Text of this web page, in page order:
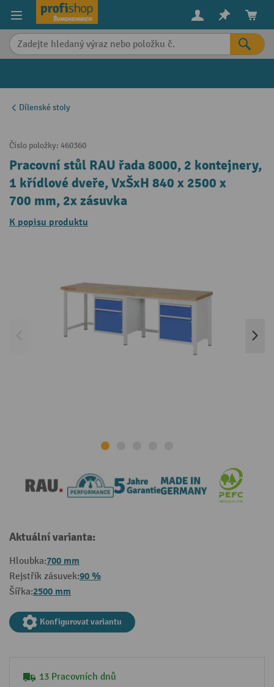
content
Dílenské stoly
Číslo položky: 460360
Pracovní stůl RAU řada 8000, 2 kontejnery,
1 křídlové dveře, VxŠxH 840 x 2500 x
700 mm, 2x zásuvka
K popisu produktu
Aktuální varianta:
Hloubka:700 mm
Rejstřík zásuvek:90 %
Šířka:2500 mm
Konfigurovat variantu
13 Pracovních dnů